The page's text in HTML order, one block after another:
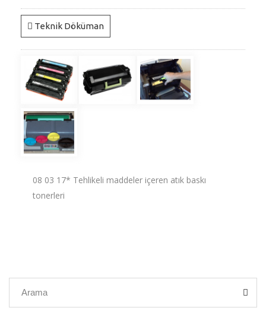
Teknik Döküman
08 03 17* Tehlikeli maddeler içeren atık baskı
tonerleri